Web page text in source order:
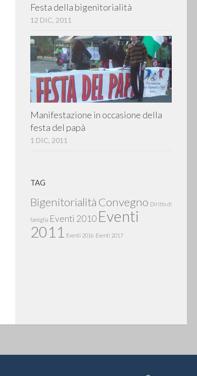
Festa della bigenitorialità
12 DIC, 2011
Manifestazione in occasione della
festa del papà
1 DIC, 2011
TAG
Bigenitorialità Convegno Diritto di
famiglia Eventi 2010 Eventi
2011
Eventi 2016 Eventi 2017